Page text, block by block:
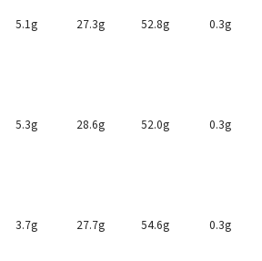
5.1g 27.3g 52.8g 0.3g
5.3g 28.6g 52.0g 0.3g
3.7g 27.7g 54.6g 0.3g